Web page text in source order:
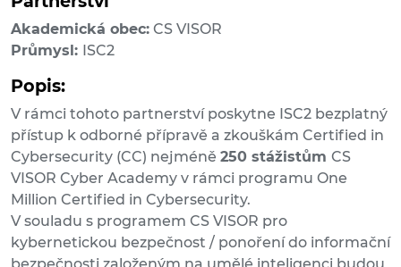
Akademická obec: CS VISOR
Průmysl: ISC2
Popis:
V rámci tohoto partnerství poskytne ISC2 bezplatný
přístup k odborné přípravě a zkouškám Certified in
Cybersecurity (CC) nejméně 250 stážistům CS
VISOR Cyber Academy v rámci programu One
Million Certified in Cybersecurity.
V souladu s programem CS VISOR pro
kybernetickou bezpečnost / ponoření do informační